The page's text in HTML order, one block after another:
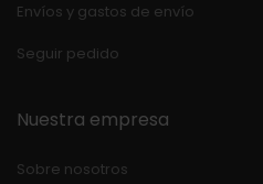
Envíos y gastos de envío
Seguir pedido
Nuestra empresa
Sobre nosotros